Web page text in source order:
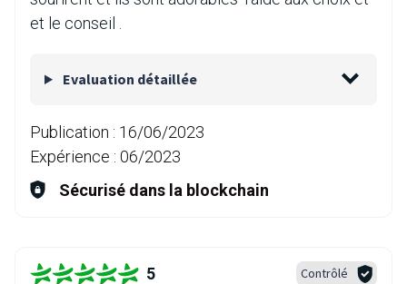
et le conseil .
Evaluation détaillée
Publication : 16/06/2023
Expérience : 06/2023
Sécurisé dans la blockchain
5 Contrôlé